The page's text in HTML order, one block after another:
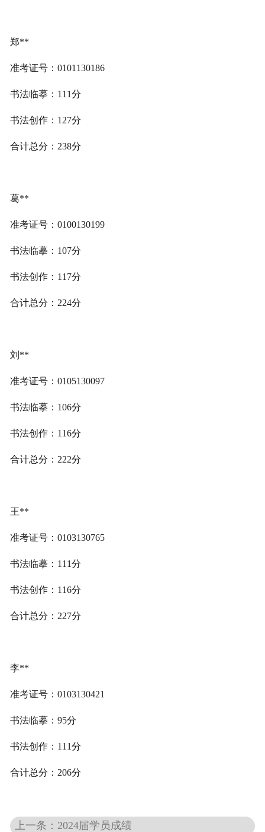
郑**
准考证号：0101130186
书法临摹：111分
书法创作：127分
合计总分：238分
葛**
准考证号：0100130199
书法临摹：107分
书法创作：117分
合计总分：224分
刘**
准考证号：0105130097
书法临摹：106分
书法创作：116分
合计总分：222分
王**
准考证号：0103130765
书法临摹：111分
书法创作：116分
合计总分：227分
李**
准考证号：0103130421
书法临摹：95分
书法创作：111分
合计总分：206分
上一条：2024届学员成绩